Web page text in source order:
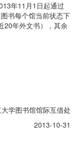
年11月1日起通过
书每个馆当前状态下
20年外文书），其余
学图书馆馆际互借处
2013-10-31